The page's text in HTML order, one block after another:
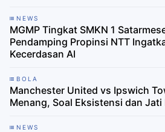
NEWS
MGMP Tingkat SMKN 1
Pendamping Propinsi NTT
Kecerdasan AI
BOLA
Manchester United vs Ipswich
Menang, Soal Eksistensi dan Jati
NEWS